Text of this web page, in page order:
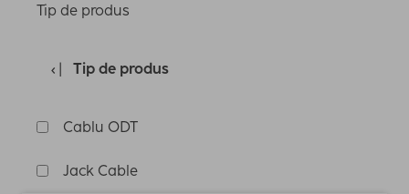
Tip de produs
Tip de produs
Cablu ODT
Jack Cable